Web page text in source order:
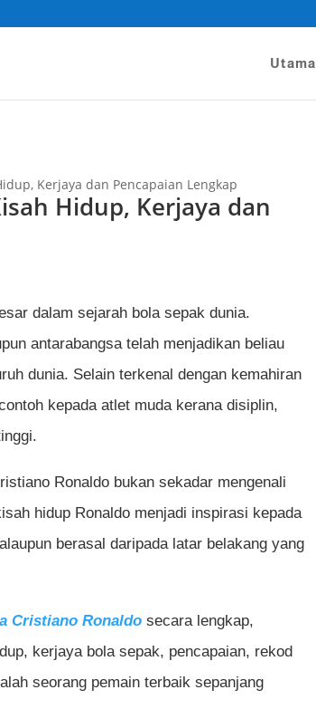
Utama
Kerjaya dan Pencapaian Lengkap
Hidup, Kerjaya dan
dalam sejarah bola sepak dunia.
antarabangsa telah menjadikan beliau
dunia. Selain terkenal dengan kemahiran
kepada atlet muda kerana disiplin,
Ronaldo bukan sekadar mengenali
hidup Ronaldo menjadi inspirasi kepada
berasal daripada latar belakang yang
Cristiano Ronaldo secara lengkap,
kerjaya bola sepak, pencapaian, rekod
seorang pemain terbaik sepanjang